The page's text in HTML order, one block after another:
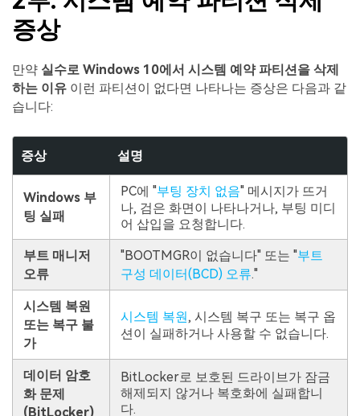
증상
만약 실수로 Windows 10에서 시스템 예약 파티션을 삭제
하는 이유 이런 파티션이 없다면 나타나는 증상은 다음과 같
습니다:
증상 설명
Windows 부
팅 실패
PC에 "부팅 장치 없음" 메시지가 뜨거
나, 검은 화면이 나타나거나, 부팅 미디
어 삽입을 요청합니다.
부트 매니저
오류
"BOOTMGR이 없습니다" 또는 "부트
구성 데이터(BCD) 오류."
시스템 복원
또는 복구 불
가
시스템 복원, 시스템 복구 또는 복구 옵
션이 실패하거나 사용할 수 없습니다.
데이터 암호
화 문제
(BitLocker)
BitLocker로 보호된 드라이브가 잠금
해제되지 않거나 복호화에 실패합니
다.